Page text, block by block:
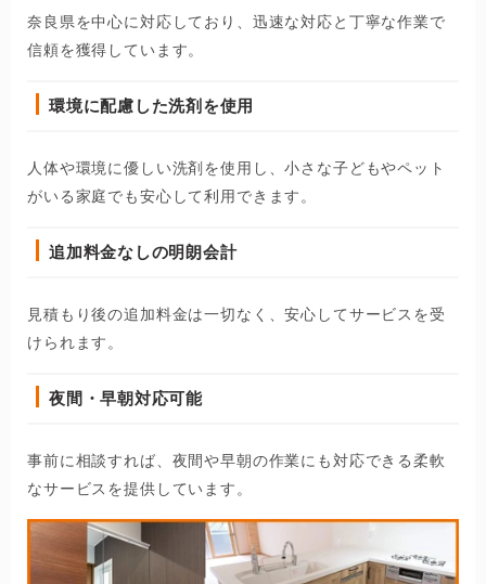
奈良県を中心に対応しており、迅速な対応と丁寧な作業で
信頼を獲得しています。
環境に配慮した洗剤を使用
人体や環境に優しい洗剤を使用し、小さな子どもやペット
がいる家庭でも安心して利用できます。
追加料金なしの明朗会計
見積もり後の追加料金は一切なく、安心してサービスを受
けられます。
夜間・早朝対応可能
事前に相談すれば、夜間や早朝の作業にも対応できる柔軟
なサービスを提供しています。